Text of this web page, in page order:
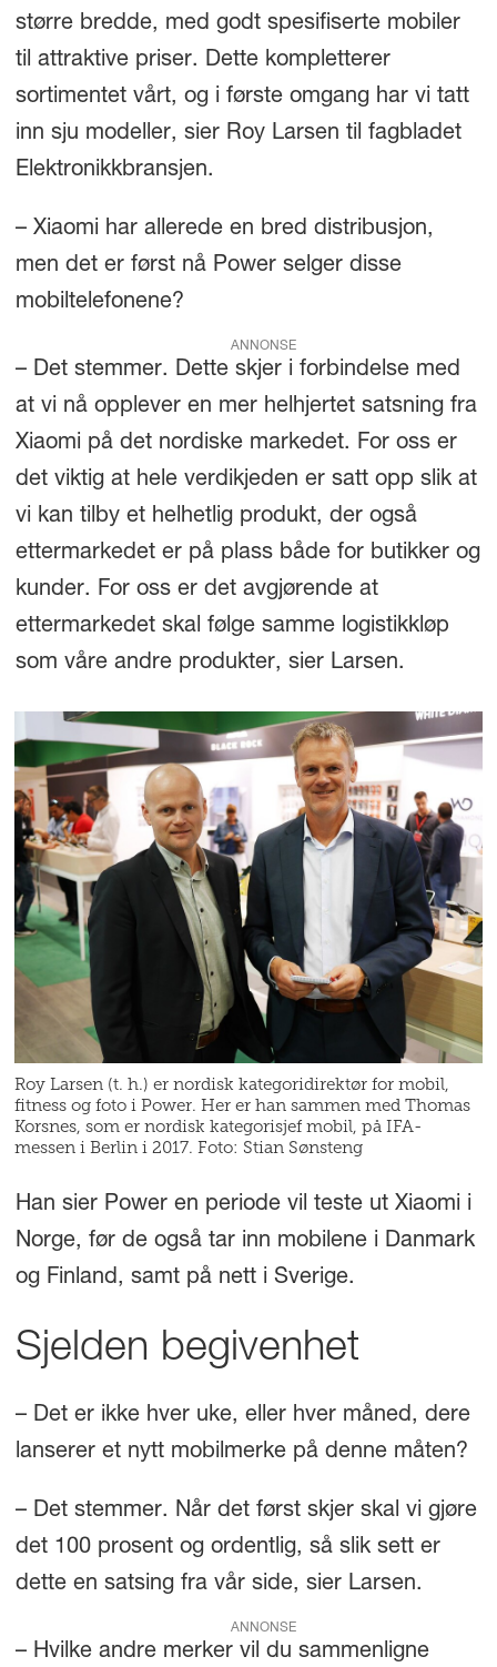
større bredde, med godt spesifiserte mobiler
til attraktive priser. Dette kompletterer
sortimentet vårt, og i første omgang har vi tatt
inn sju modeller, sier Roy Larsen til fagbladet
Elektronikkbransjen.
– Xiaomi har allerede en bred distribusjon,
men det er først nå Power selger disse
mobiltelefonene?
ANNONSE
– Det stemmer. Dette skjer i forbindelse med
at vi nå opplever en mer helhjertet satsning fra
Xiaomi på det nordiske markedet. For oss er
det viktig at hele verdikjeden er satt opp slik at
vi kan tilby et helhetlig produkt, der også
ettermarkedet er på plass både for butikker og
kunder. For oss er det avgjørende at
ettermarkedet skal følge samme logistikkløp
som våre andre produkter, sier Larsen.
Roy Larsen (t. h.) er nordisk kategoridirektør for mobil,
fitness og foto i Power. Her er han sammen med Thomas
Korsnes, som er nordisk kategorisjef mobil, på IFA-
messen i Berlin i 2017. Foto: Stian Sønsteng
Han sier Power en periode vil teste ut Xiaomi i
Norge, før de også tar inn mobilene i Danmark
og Finland, samt på nett i Sverige.
Sjelden begivenhet
– Det er ikke hver uke, eller hver måned, dere
lanserer et nytt mobilmerke på denne måten?
– Det stemmer. Når det først skjer skal vi gjøre
det 100 prosent og ordentlig, så slik sett er
dette en satsing fra vår side, sier Larsen.
ANNONSE
– Hvilke andre merker vil du sammenligne